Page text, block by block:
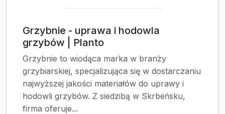
Grzybnie - uprawa i hodowla
grzybów | Planto
Grzybnie to wiodąca marka w branży
grzybiarskiej, specjalizująca się w dostarczaniu
najwyższej jakości materiałów do uprawy i
hodowli grzybów. Z siedzibą w Skrbeńsku,
firma oferuje...